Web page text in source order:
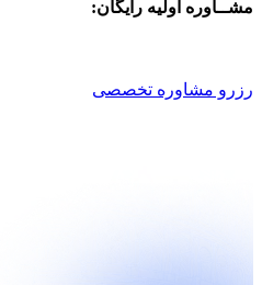
مشــاوره اولیه رایگان:
رزرو مشاوره تخصصی